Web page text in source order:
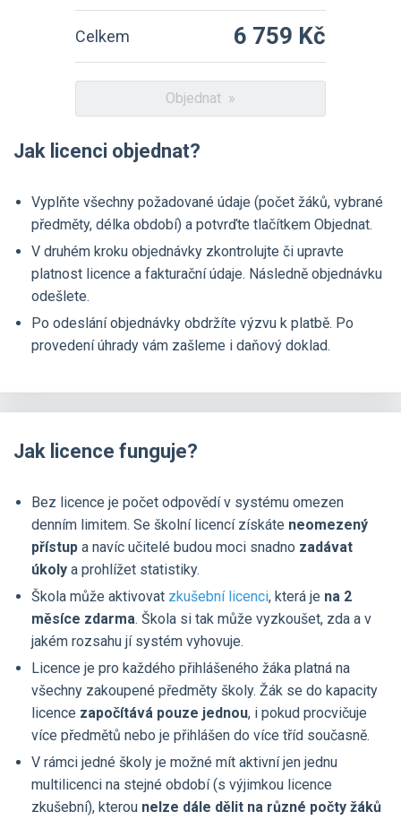
Celkem 6 759 Kč
Objednat »
Jak licenci objednat?
Vyplňte všechny požadované údaje (počet žáků, vybrané
předměty, délka období) a potvrďte tlačítkem Objednat.
V druhém kroku objednávky zkontrolujte či upravte
platnost licence a fakturační údaje. Následně objednávku
odešlete.
Po odeslání objednávky obdržíte výzvu k platbě. Po
provedení úhrady vám zašleme i daňový doklad.
Jak licence funguje?
Bez licence je počet odpovědí v systému omezen
denním limitem. Se školní licencí získáte neomezený
přístup a navíc učitelé budou moci snadno zadávat
úkoly a prohlížet statistiky.
Škola může aktivovat zkušební licenci, která je na 2
měsíce zdarma. Škola si tak může vyzkoušet, zda a v
jakém rozsahu jí systém vyhovuje.
Licence je pro každého přihlášeného žáka platná na
všechny zakoupené předměty školy. Žák se do kapacity
licence započítává pouze jednou, i pokud procvičuje
více předmětů nebo je přihlášen do více tříd současně.
V rámci jedné školy je možné mít aktivní jen jednu
multilicenci na stejné období (s výjimkou licence
zkušební), kterou nelze dále dělit na různé počty žáků